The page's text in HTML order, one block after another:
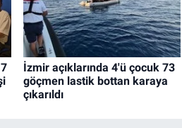
İzmir açıklarında 4'ü çocuk 73
göçmen lastik bottan karaya
çıkarıldı